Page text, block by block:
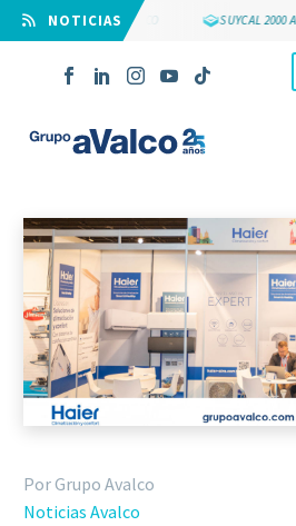
⠀NOTICIAS
25 AÑOS DE GRUPO AVALCO SUYCAL 2000
Por Grupo Avalco
Noticias Avalco